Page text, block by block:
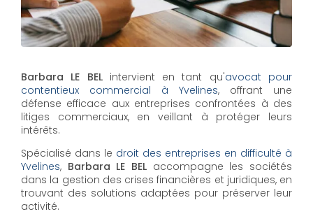
Barbara LE BELintervient en tant qu'avocat pour
contentieux commercial à Yvelines, offrant une
défense efficace aux entreprises confrontées à des
litiges commerciaux, en veillant à protéger leurs
intérêts.
Spécialisé dans le droit des entreprises en difficulté à
Yvelines, Barbara LE BEL accompagne les sociétés
dans la gestion des crises financières et juridiques, en
trouvant des solutions adaptées pour préserver leur
activité.